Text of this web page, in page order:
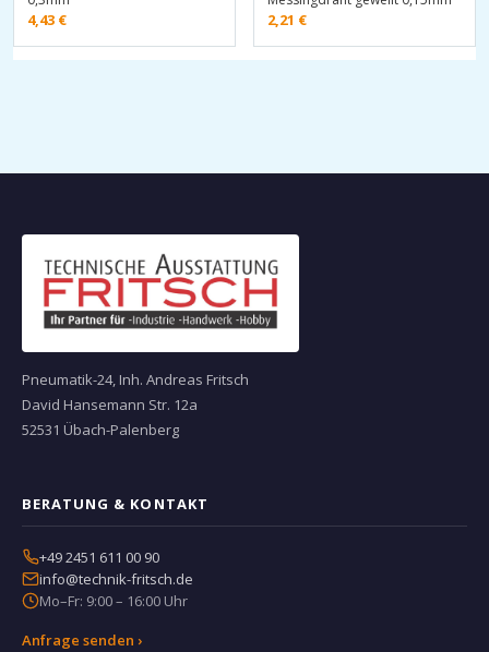
4,43 € 2,21 €
Pneumatik-24, Inh. Andreas Fritsch
David Hansemann Str. 12a
52531 Übach-Palenberg
BERATUNG & KONTAKT
+49 2451 611 00 90
info@technik-fritsch.de
Mo–Fr: 9:00 – 16:00 Uhr
Anfrage senden ›